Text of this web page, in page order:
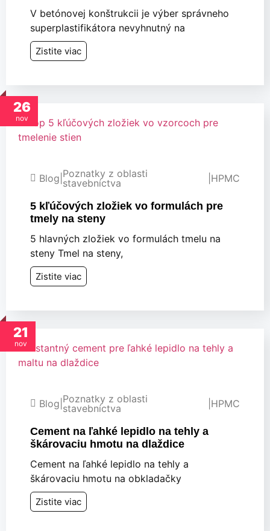
V betónovej konštrukcii je výber správneho
superplastifikátora nevyhnutný na
Zistite viac
26
nov
Blog Poznatky z oblasti
stavebníctva
HPMC
5 kľúčových zložiek vo formulách pre
tmely na steny
5 hlavných zložiek vo formulách tmelu na
steny Tmel na steny,
Zistite viac
21
nov
Blog Poznatky z oblasti
stavebníctva
HPMC
Cement na ľahké lepidlo na tehly a
škárovaciu hmotu na dlaždice
Cement na ľahké lepidlo na tehly a
škárovaciu hmotu na obkladačky
Zistite viac